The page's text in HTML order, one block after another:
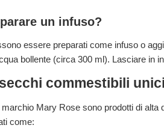
un infuso?
essere preparati come infuso o
bollente (circa 300 ml). Lasciare in
commestibili
Mary Rose sono prodotti di
come: